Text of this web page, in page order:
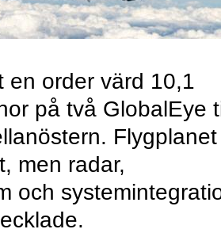
en order värd 10,1
på två GlobalEye
men radar,
och